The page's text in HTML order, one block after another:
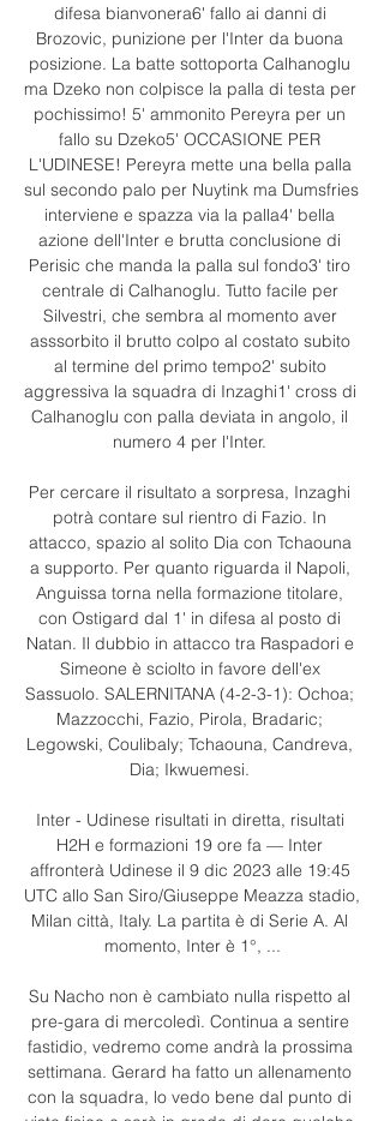
difesa bianvonera6' fallo ai danni di
Brozovic, punizione per l'Inter da buona
posizione. La batte sottoporta Calhanoglu
ma Dzeko non colpisce la palla di testa per
pochissimo! 5' ammonito Pereyra per un
fallo su Dzeko5' OCCASIONE PER
L'UDINESE! Pereyra mette una bella palla
sul secondo palo per Nuytink ma Dumsfries
interviene e spazza via la palla4' bella
azione dell'Inter e brutta conclusione di
Perisic che manda la palla sul fondo3' tiro
centrale di Calhanoglu. Tutto facile per
Silvestri, che sembra al momento aver
asssorbito il brutto colpo al costato subito
al termine del primo tempo2' subito
aggressiva la squadra di Inzaghi1' cross di
Calhanoglu con palla deviata in angolo, il
numero 4 per l'Inter.
Per cercare il risultato a sorpresa, Inzaghi
potrà contare sul rientro di Fazio. In
attacco, spazio al solito Dia con Tchaouna
a supporto. Per quanto riguarda il Napoli,
Anguissa torna nella formazione titolare,
con Ostigard dal 1' in difesa al posto di
Natan. Il dubbio in attacco tra Raspadori e
Simeone è sciolto in favore dell'ex
Sassuolo. SALERNITANA (4-2-3-1): Ochoa;
Mazzocchi, Fazio, Pirola, Bradaric;
Legowski, Coulibaly; Tchaouna, Candreva,
Dia; Ikwuemesi.
Inter - Udinese risultati in diretta, risultati
H2H e formazioni 19 ore fa — Inter
affronterà Udinese il 9 dic 2023 alle 19:45
UTC allo San Siro/Giuseppe Meazza stadio,
Milan città, Italy. La partita è di Serie A. Al
momento, Inter è 1°, ...
Su Nacho non è cambiato nulla rispetto al
pre-gara di mercoledì. Continua a sentire
fastidio, vedremo come andrà la prossima
settimana. Gerard ha fatto un allenamento
con la squadra, lo vedo bene dal punto di